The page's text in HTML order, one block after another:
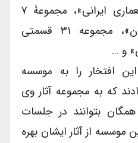
مجموعۀ ۳۳ قسمتی «معماری ایرانی»، مجموعۀ ۷
قسمتی «رابطه‌های پنهان»، مجموعه ۳۱ قسمتی
و …
افتخار را به موسسه
که به مجموعه آثار وی
بتوانند در جلسات
از آثار ایشان بهره